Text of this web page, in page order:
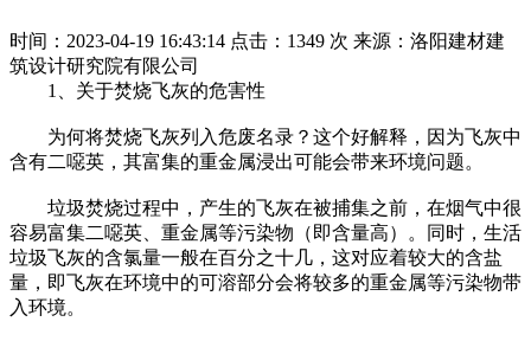
时间：2023-04-19 16:43:14 点击：1349 次 来源：洛阳建材建
筑设计研究院有限公司
1、关于焚烧飞灰的危害性
为何将焚烧飞灰列入危废名录？这个好解释，因为飞灰中
含有二噁英，其富集的重金属浸出可能会带来环境问题。
垃圾焚烧过程中，产生的飞灰在被捕集之前，在烟气中很
容易富集二噁英、重金属等污染物（即含量高）。同时，生活
垃圾飞灰的含氯量一般在百分之十几，这对应着较大的含盐
量，即飞灰在环境中的可溶部分会将较多的重金属等污染物带
入环境。